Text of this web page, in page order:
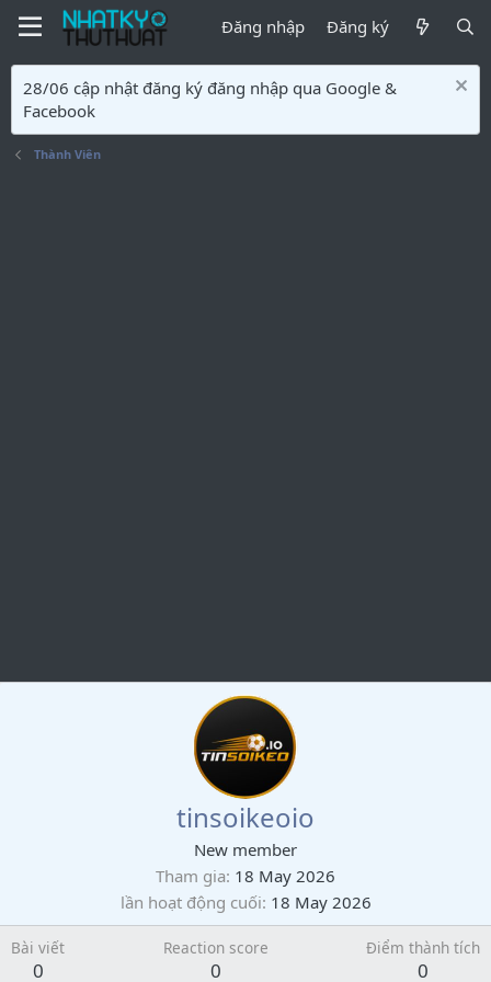
Đăng nhập Đăng ký
28/06 cập nhật đăng ký đăng nhập qua Google &
Facebook
Thành Viên
tinsoikeoio
New member
Tham gia 18 May 2026
lần hoạt động cuối 18 May 2026
Bài viết
0
Reaction score
0
Điểm thành tích
0